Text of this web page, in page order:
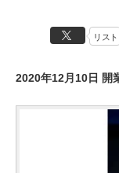
リスト
2020年12月10日 開